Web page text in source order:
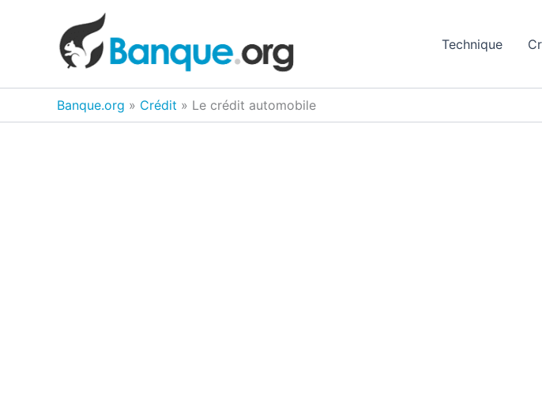
Technique
Banque.org » Crédit » Le crédit automobile